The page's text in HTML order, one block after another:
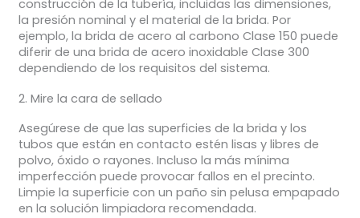
construcción de la tubería, incluidas las dimensiones,
la presión nominal y el material de la brida. Por
ejemplo, la brida de acero al carbono Clase 150 puede
diferir de una brida de acero inoxidable Clase 300
dependiendo de los requisitos del sistema.
2. Mire la cara de sellado
Asegúrese de que las superficies de la brida y los
tubos que están en contacto estén lisas y libres de
polvo, óxido o rayones. Incluso la más mínima
imperfección puede provocar fallos en el precinto.
Limpie la superficie con un paño sin pelusa empapado
en la solución limpiadora recomendada.